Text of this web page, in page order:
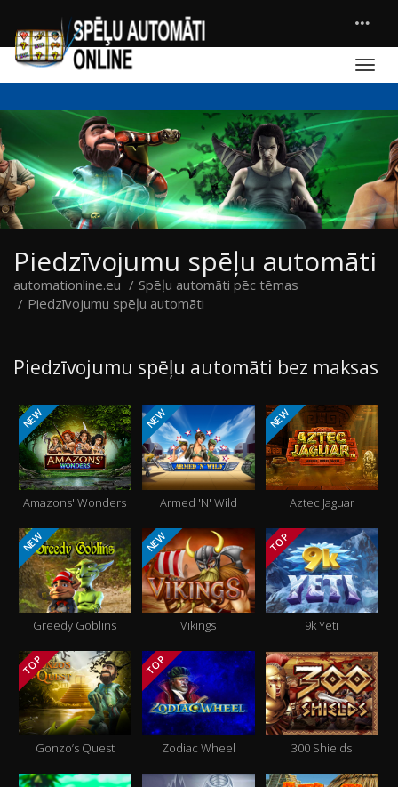
Piedzīvojumu spēļu automāti
automationline.eu
Spēļu automāti pēc tēmas
Piedzīvojumu spēļu automāti
Piedzīvojumu spēļu automāti bez maksas
NEW
Amazons' Wonders
NEW
Armed 'N' Wild
NEW
Aztec Jaguar
NEW
Greedy Goblins
NEW
Vikings
TOP
9k Yeti
TOP
Gonzo’s Quest
TOP
Zodiac Wheel 300 Shields